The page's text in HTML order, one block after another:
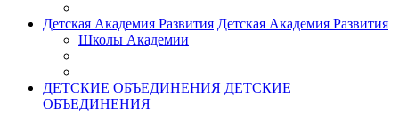
Детская Академия Развития Детская Академия Развития
Школы Академии
ДЕТСКИЕ ОБЪЕДИНЕНИЯ ДЕТСКИЕ
ОБЪЕДИНЕНИЯ